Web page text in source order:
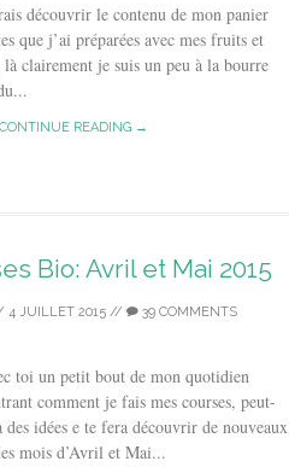
découvrir le contenu de mon panier
que j’ai préparées avec mes fruits et
clairement je suis un peu à la bourre
CONTINUE READING →
Bio: Avril et Mai 2015
4 JUILLET 2015 // 39 COMMENTS
toi un petit bout de mon quotidien
comment je fais mes courses, peut-
des idées e te fera découvrir de nouveaux
mois d’Avril et Mai...